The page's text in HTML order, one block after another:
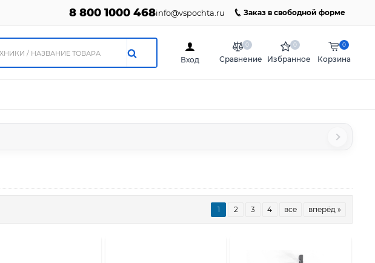
8 800 1000 468info@vspochta.ru Заказ в свободной форме
Вход Сравнение
0
Избранное
0
Корзина
0
1 2 3 4 все вперёд »